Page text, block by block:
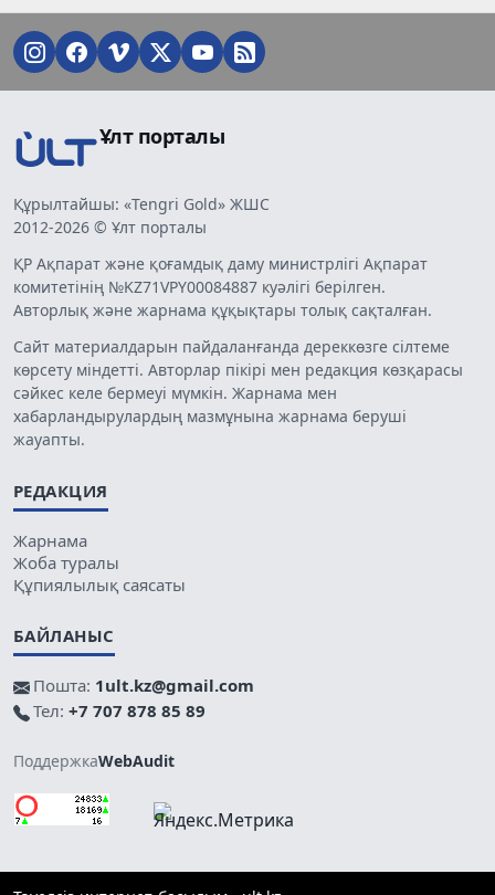
Ұлт порталы
Құрылтайшы: «Tengri Gold» ЖШС
2012-2026 © Ұлт порталы
ҚР Ақпарат және қоғамдық даму министрлігі Ақпарат
комитетінің №KZ71VPY00084887 куәлігі берілген.
Авторлық және жарнама құқықтары толық сақталған.
Сайт материалдарын пайдаланғанда дереккөзге сілтеме
көрсету міндетті. Авторлар пікірі мен редакция көзқарасы
сәйкес келе бермеуі мүмкін. Жарнама мен
хабарландырулардың мазмұнына жарнама беруші
жауапты.
РЕДАКЦИЯ
Жарнама
Жоба туралы
Құпиялылық саясаты
БАЙЛАНЫС
Пошта: 1ult.kz@gmail.com
Тел: +7 707 878 85 89
ПоддержкаWebAudit